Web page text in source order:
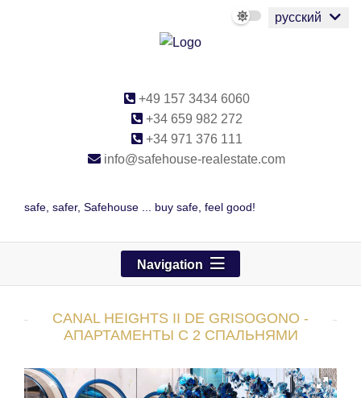
русский
+49 157 3434 6060
+34 659 982 272
+34 971 376 111
info@safehouse-realestate.com
safe, safer, Safehouse ... buy safe, feel good!
Navigation
CANAL HEIGHTS II DE GRISOGONO -
АПАРТАМЕНТЫ С 2 СПАЛЬНЯМИ